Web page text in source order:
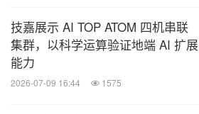
技嘉展示 AI TOP ATOM 四机串联
集群，以科学运算验证地端 AI 扩展
能力
2026-07-09 16:44 1575